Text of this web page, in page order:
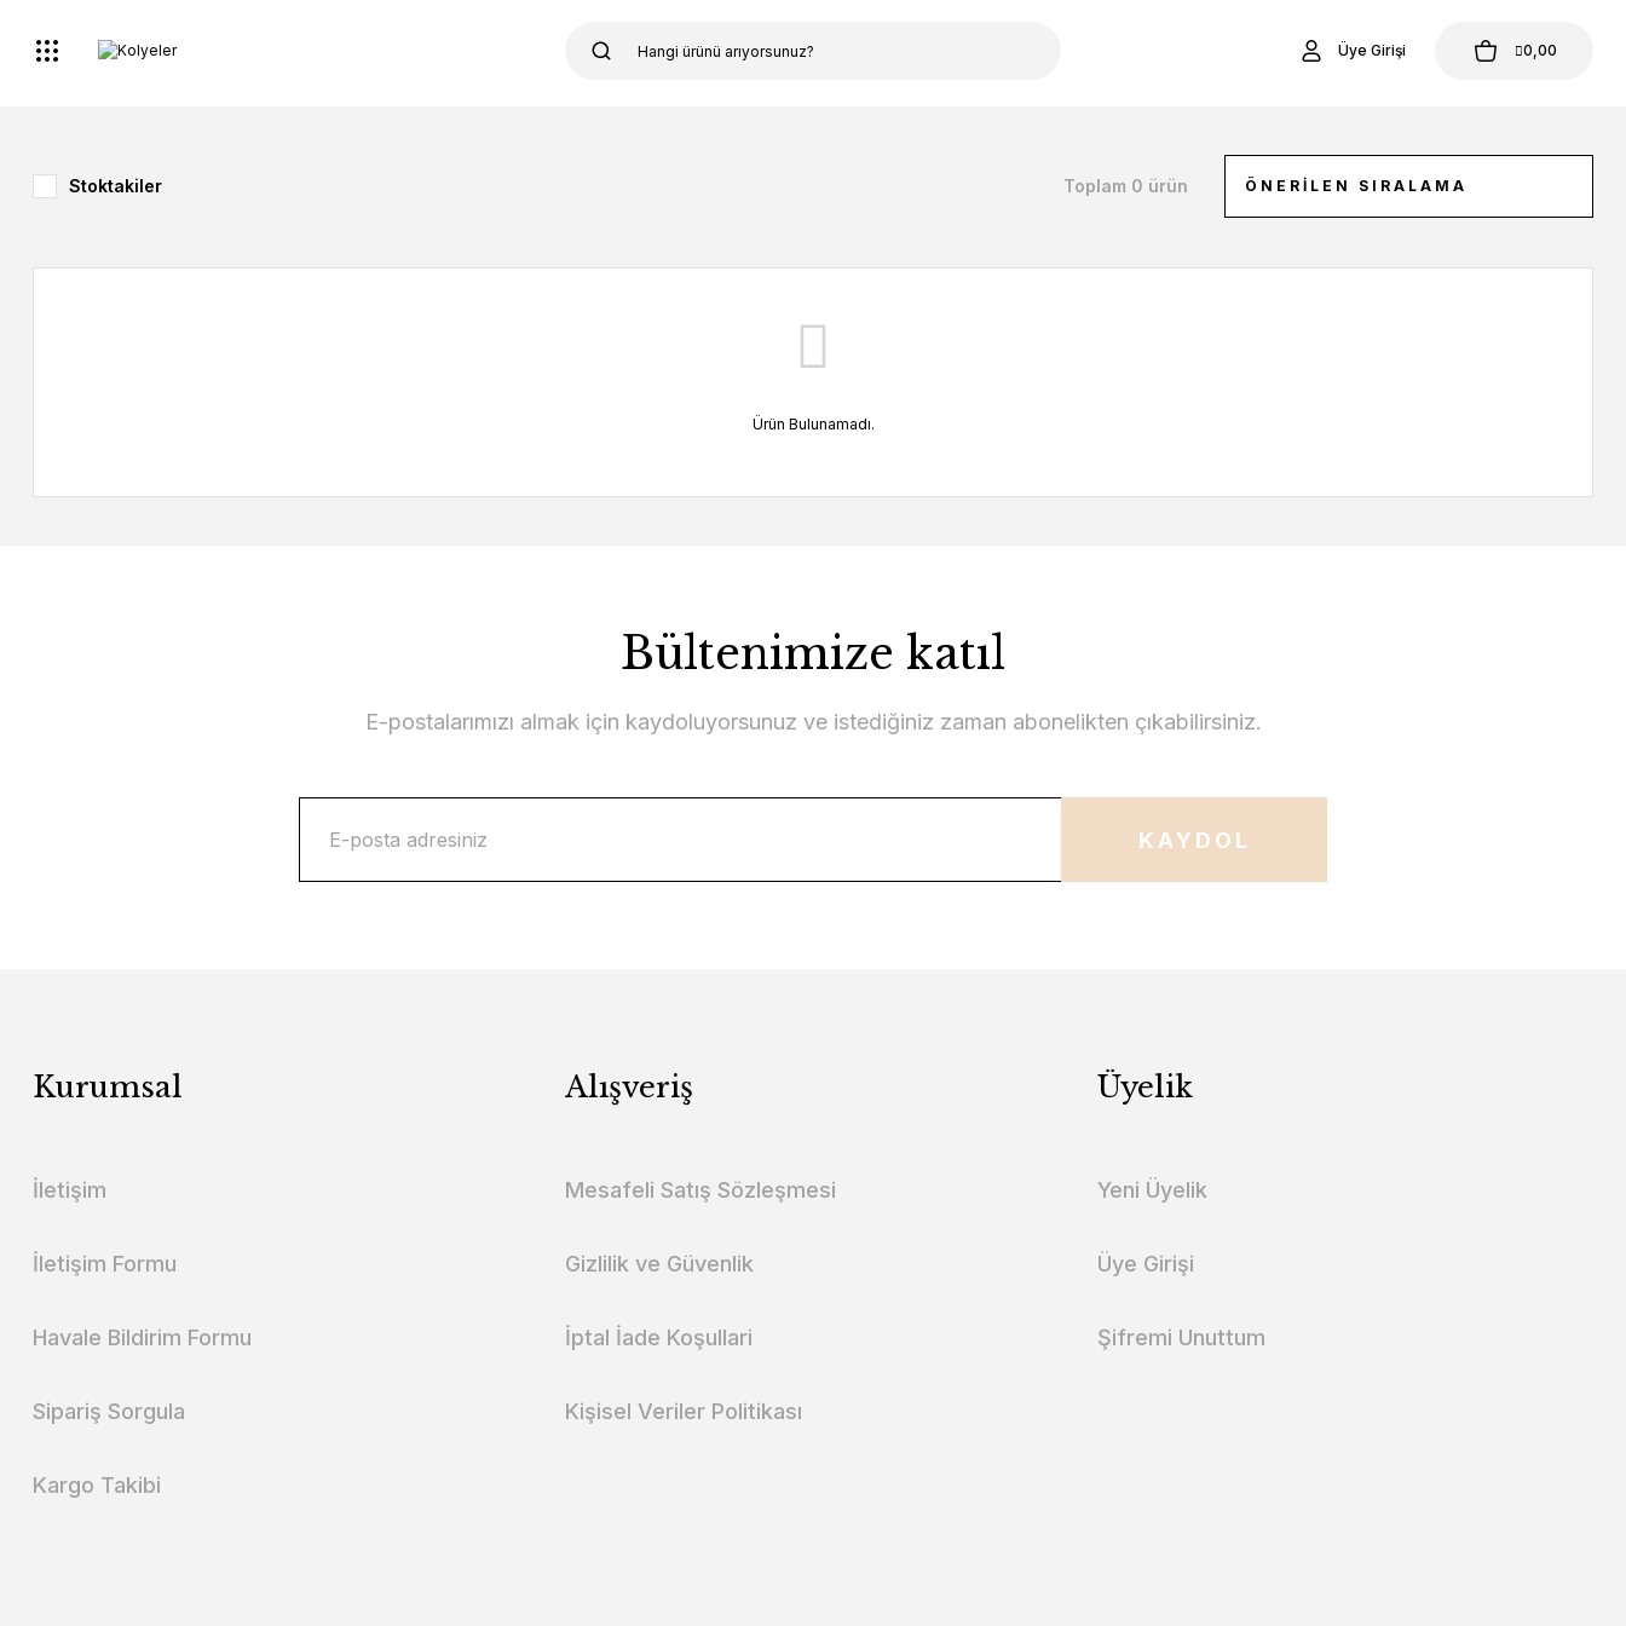
Üye Girişi 0,00
Stoktakiler Toplam 0 ürün
Ürün Bulunamadı.
Bültenimize katıl
E-postalarımızı almak için kaydoluyorsunuz ve istediğiniz zaman abonelikten çıkabilirsiniz.
KAYDOL
Kurumsal
İletişim
İletişim Formu
Havale Bildirim Formu
Sipariş Sorgula
Kargo Takibi
Alışveriş
Mesafeli Satış Sözleşmesi
Gizlilik ve Güvenlik
İptal İade Koşullari
Kişisel Veriler Politikası
Üyelik
Yeni Üyelik
Üye Girişi
Şifremi Unuttum